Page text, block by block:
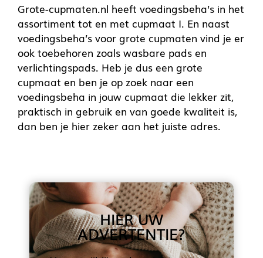
Grote-cupmaten.nl heeft voedingsbeha’s in het
assortiment tot en met cupmaat I. En naast
voedingsbeha’s voor grote cupmaten vind je er
ook toebehoren zoals wasbare pads en
verlichtingspads. Heb je dus een grote
cupmaat en ben je op zoek naar een
voedingsbeha in jouw cupmaat die lekker zit,
praktisch in gebruik en van goede kwaliteit is,
dan ben je hier zeker aan het juiste adres.
HIER UW
ADVERTENTIE?